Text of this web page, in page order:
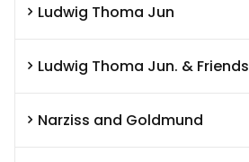
Ludwig Thoma Jun
Ludwig Thoma Jun. & Friends
Narziss and Goldmund